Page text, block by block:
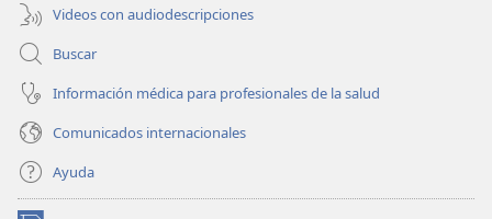
Videos con audiodescripciones
Buscar
Información médica para profesionales de la salud
Comunicados internacionales
Ayuda